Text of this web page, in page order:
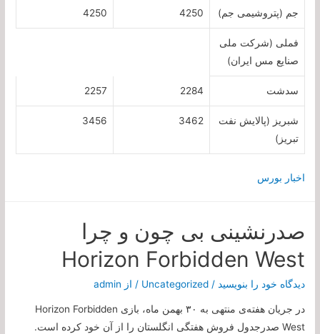
جم (پتروشیمی جم) 4250
4250
فملی (شرکت ملی
صنایع مس ایران)
سدشت 2284
2257
شبریز (پالایش نفت
تبریز)
3462
3456
اخبار بورس
صدرنشینی بی چون و چرا
Horizon Forbidden West
دیدگاه‌ خود را بنویسید /
Uncategorized / از admin
در جریان هفته‌ی منتهی به ۳۰ بهمن ماه، بازی Horizon Forbidden
West صدرجدول فروش هفتگی انگلستان را از آن خود کرده است.